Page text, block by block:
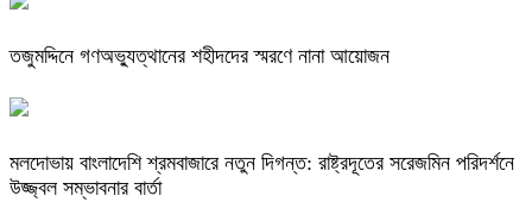
তজুমদ্দিনে গণঅভ্যুত্থানের শহীদদের স্মরণে নানা আয়োজন
মলদোভায় বাংলাদেশি শ্রমবাজারে নতুন দিগন্ত: রাষ্ট্রদূতের সরেজমিন পরিদর্শনে
উজ্জ্বল সম্ভাবনার বার্তা